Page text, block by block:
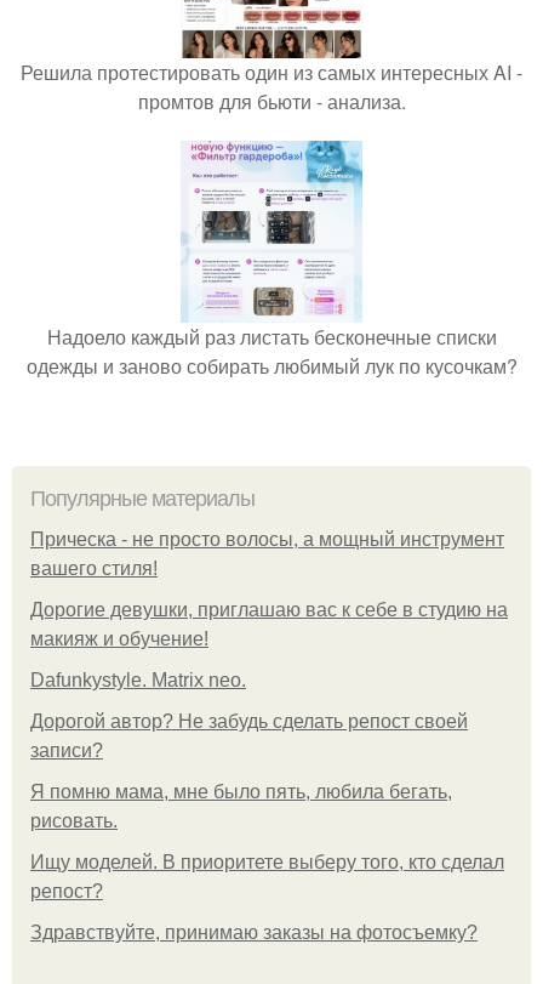
Решила протестировать один из самых интересных AI -
промтов для бьюти - анализа.
Надоело каждый раз листать бесконечные списки
одежды и заново собирать любимый лук по кусочкам?
Популярные материалы
Прическа - не просто волосы, а мощный инструмент
вашего стиля!
Дорогие девушки, приглашаю вас к себе в студию на
макияж и обучение!
Dafunkystyle. Matrix neo.
Дорогой автор? Не забудь сделать репост своей
записи?
Я помню мама, мне было пять, любила бегать,
рисовать.
Ищу моделей. В приоритете выберу того, кто сделал
репост?
Здравствуйте, принимаю заказы на фотосъемку?